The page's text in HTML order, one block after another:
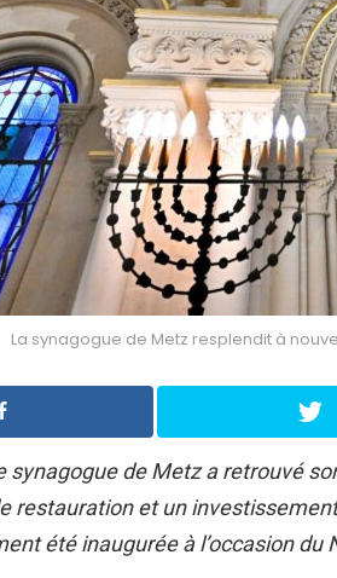
La synagogue de Metz resplendit à
synagogue de Metz a retrouvé
restauration et un
été inaugurée à l’occasion du